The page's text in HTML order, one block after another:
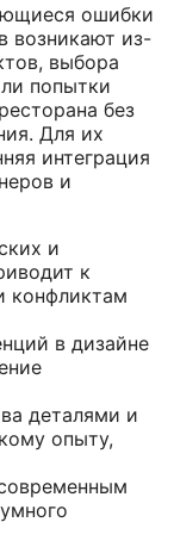
ошибки
возникают из-
выбора
попытки
без
Для их
интеграция
и
и
к
конфликтам
в дизайне
деталями и
опыту,